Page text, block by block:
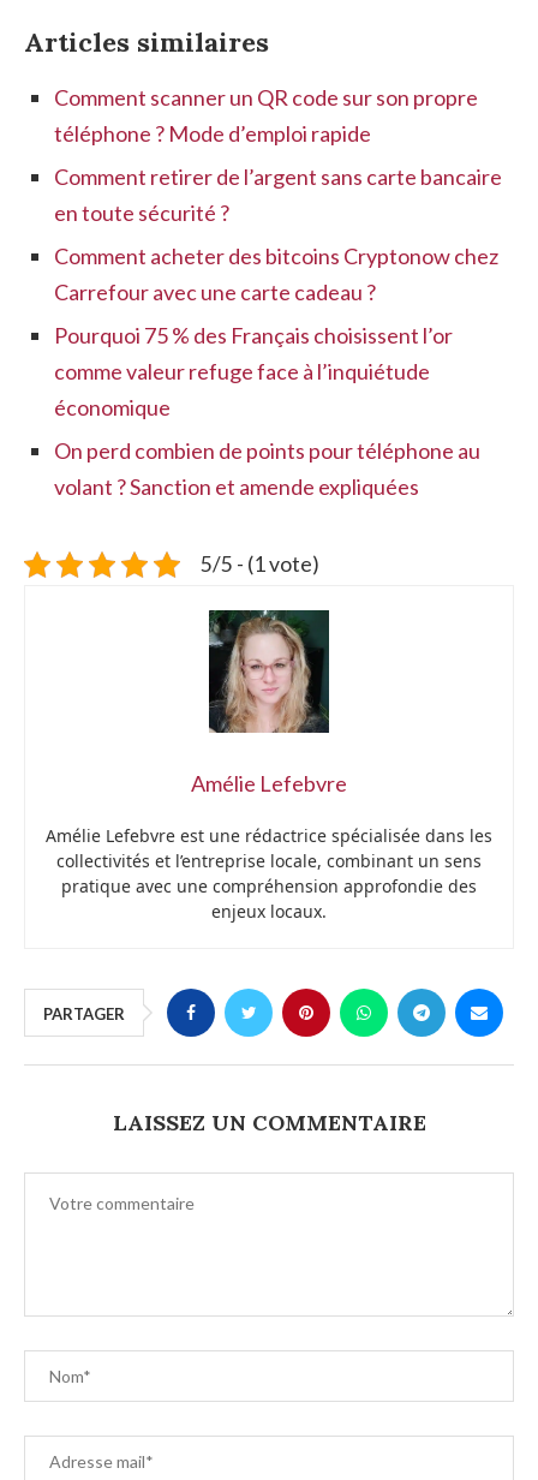
Articles similaires
Comment scanner un QR code sur son propre
téléphone ? Mode d’emploi rapide
Comment retirer de l’argent sans carte bancaire
en toute sécurité ?
Comment acheter des bitcoins Cryptonow chez
Carrefour avec une carte cadeau ?
Pourquoi 75 % des Français choisissent l’or
comme valeur refuge face à l’inquiétude
économique
On perd combien de points pour téléphone au
volant ? Sanction et amende expliquées
5/5 - (1 vote)
Amélie Lefebvre
Amélie Lefebvre est une rédactrice spécialisée dans les
collectivités et l’entreprise locale, combinant un sens
pratique avec une compréhension approfondie des
enjeux locaux.
PARTAGER
LAISSEZ UN COMMENTAIRE